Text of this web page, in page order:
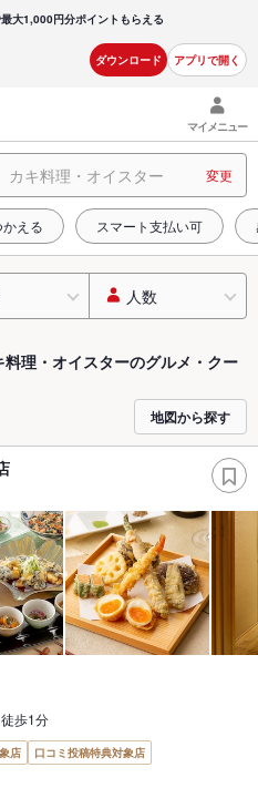
大1,000円分ポイントもらえる
ダウンロード アプリで開く
マイメニュー
キ料理・オイスター 変更
える スマート支払い可
人数
理・オイスターのグルメ・クー
地図から探す
歩1分
店
口コミ投稿特典対象店